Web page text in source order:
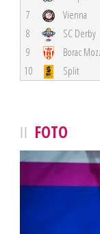
7
Vienna
8
SC Derby
9
Borac
10
Split
FOTO